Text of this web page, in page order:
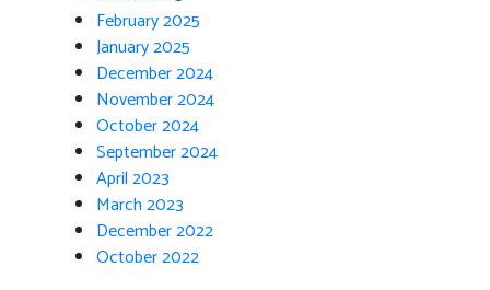
February 2025
January 2025
December 2024
November 2024
October 2024
September 2024
April 2023
March 2023
December 2022
October 2022